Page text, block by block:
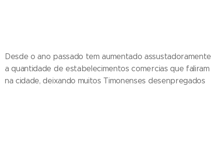
Desde o ano passado tem aumentado assustadoramente
a quantidade de estabelecimentos comercias que faliram
na cidade, deixando muitos Timonenses desenpregados